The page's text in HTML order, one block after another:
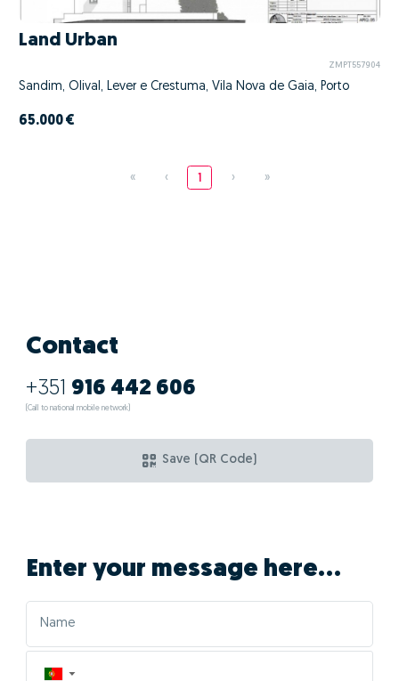
Land Urban
ZMPT557904
Sandim, Olival, Lever e Crestuma, Vila Nova de Gaia, Porto
65.000 €
« ‹ 1 › »
Contact
+351 916 442 606
(Call to national mobile network)
Save (QR Code)
Enter your message here...
▼